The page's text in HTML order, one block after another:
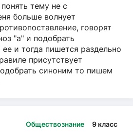
тему не с
больше волнует
говорят
"а" и подобрать
и тогда пишется раздельно
присутствует
синоним то пишем
Обществознание 9 класс